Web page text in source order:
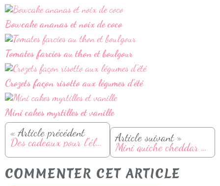
Bowcake ananas et noix de coco
Tomates farcies au thon et boulgour
Crozets façon risotto aux légumes d'été
Mini cakes myrtilles et vanille
« Article précédent
Des cadeaux pour l'électro Guy Demarle Article suivant »
Mini quiche cheddar moutarde
COMMENTER CET ARTICLE